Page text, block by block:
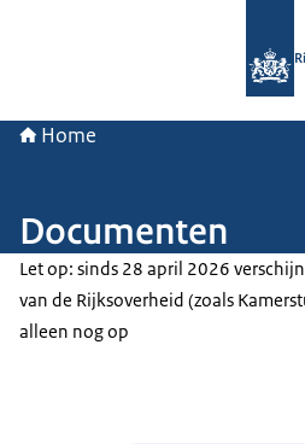
Home
Documenten
Let op: sinds 28 april 2026
van de Rijksoverheid (zoals
alleen nog op